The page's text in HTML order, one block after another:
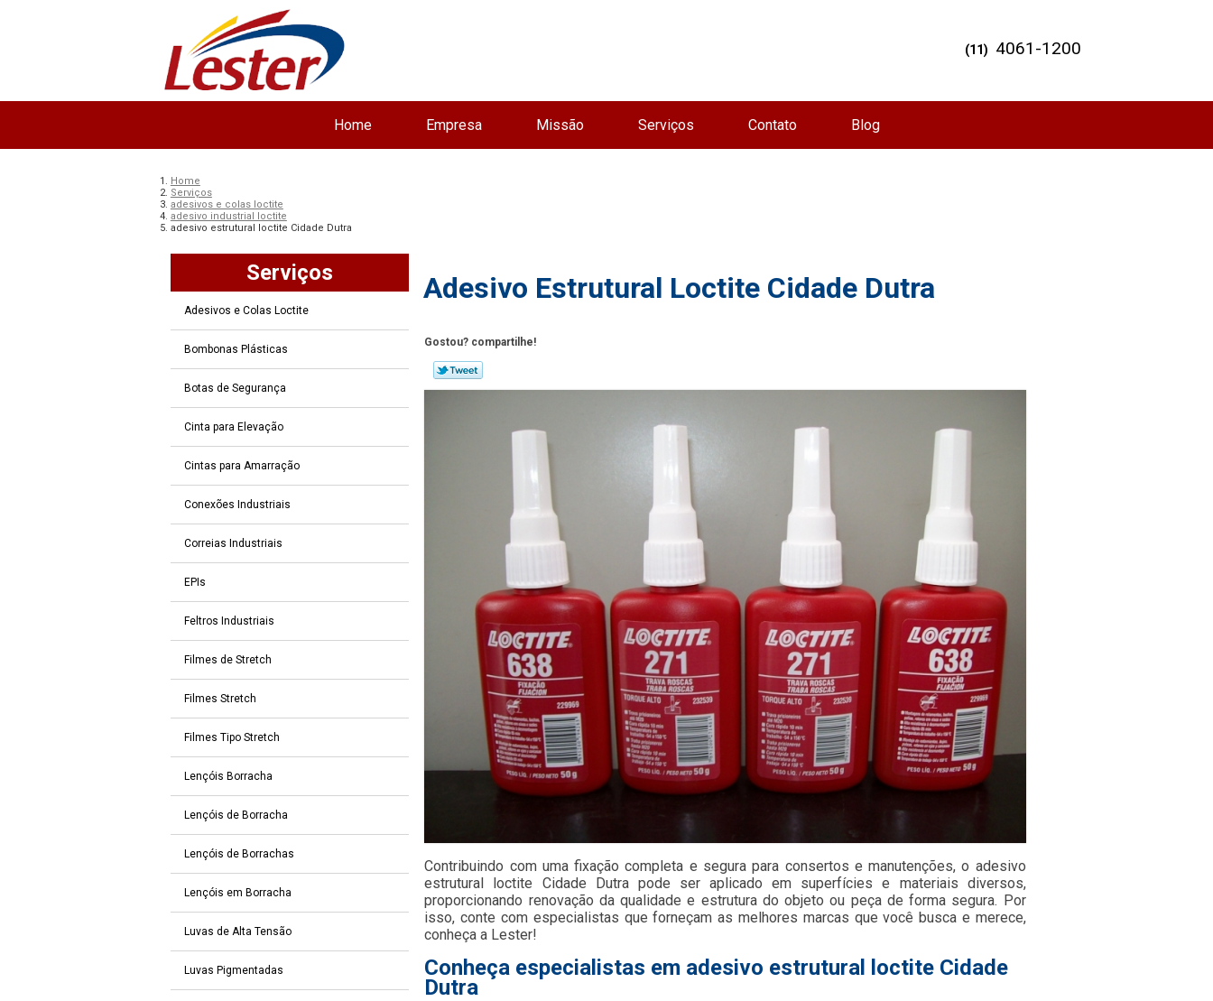
Home Empresa Missão Serviços Contato Blog
(11) 4061-1200
Home
Serviços
adesivos e colas loctite
adesivo industrial loctite
adesivo estrutural loctite Cidade Dutra
Serviços
Adesivos e Colas Loctite
Bombonas Plásticas
Botas de Segurança
Cinta para Elevação
Cintas para Amarração
Conexões Industriais
Correias Industriais
EPIs
Feltros Industriais
Filmes de Stretch
Filmes Stretch
Filmes Tipo Stretch
Lençóis Borracha
Lençóis de Borracha
Lençóis de Borrachas
Lençóis em Borracha
Luvas de Alta Tensão
Luvas Pigmentadas
Adesivo Estrutural Loctite Cidade Dutra
Gostou? compartilhe!
Contribuindo com uma fixação completa e segura para consertos e manutenções, o adesivo
estrutural loctite Cidade Dutra pode ser aplicado em superfícies e materiais diversos,
proporcionando renovação da qualidade e estrutura do objeto ou peça de forma segura. Por
isso, conte com especialistas que forneçam as melhores marcas que você busca e merece,
conheça a Lester!
Conheça especialistas em adesivo estrutural loctite Cidade
Dutra